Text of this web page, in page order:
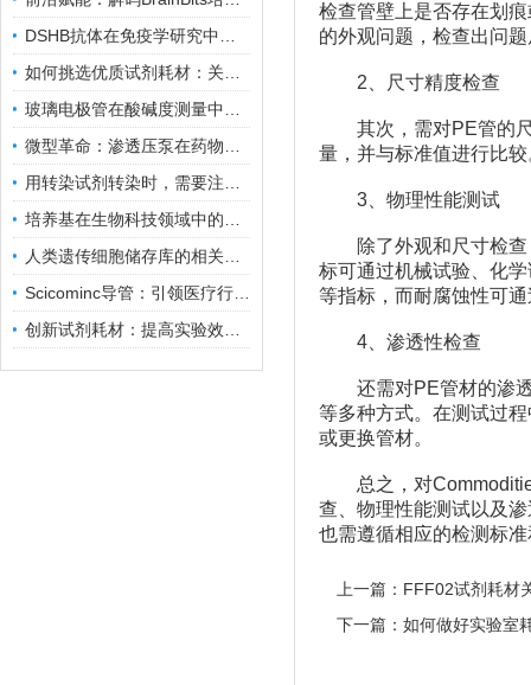
检查管壁上是否存在划
的外观问题，检查出问
2、尺寸精度检查
其次，需对PE管的尺
量，并与标准值进行比
3、物理性能测试
除了外观和尺寸检查
标可通过机械试验、化
等指标，而耐腐蚀性可
4、渗透性检查
还需对PE管材的渗透
等多种方式。在测试过
或更换管材。
总之，对
查、物理性能测试以及
也需遵循相应的检测标
上一篇： FFF02试剂耗材
下一篇： 如何做好实验室